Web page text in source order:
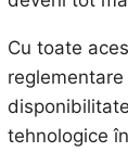
Cu toate
tehnologice